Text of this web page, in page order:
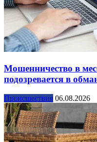
Мошенничество в
подозревается в
Происшествия 06.08.2026